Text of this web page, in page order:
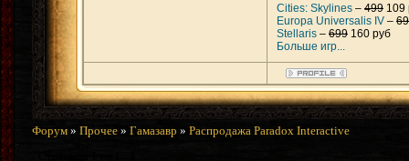
Cities: Skylines – 499 109
Europa Universalis IV –
Stellaris – 699 160 руб
Больше игр...
Форум » Прочее » Гамазавр » Распродажа Paradox Interactive